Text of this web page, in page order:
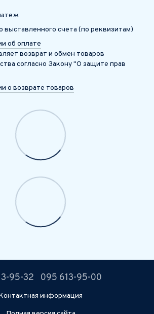
выставленного счета (по реквизитам)
об оплате
возврат и обмен товаров
согласно Закону "О защите прав
о возврате товаров
95-32 095 613-95-00
информация